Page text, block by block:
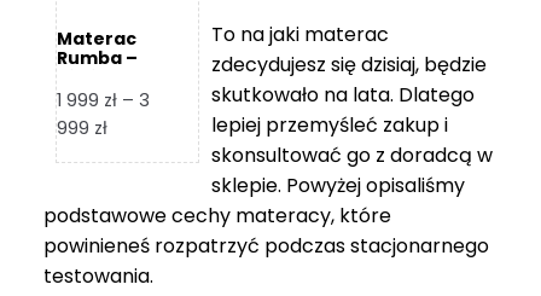
Materac
Rumba –
1 999 zł – 3
999 złZakres
1
999 zł
do
To na jaki materac
zdecydujesz się dzisiaj, będzie
skutkowało na lata. Dlatego
lepiej przemyśleć zakup i
skonsultować go z doradcą w
sklepie. Powyżej opisaliśmy
podstawowe cechy materacy, które
powinieneś rozpatrzyć podczas stacjonarnego
testowania.